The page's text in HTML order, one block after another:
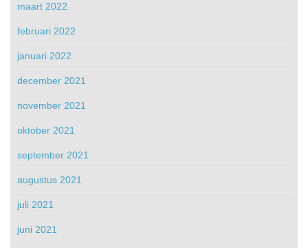
maart 2022
februari 2022
januari 2022
december 2021
november 2021
oktober 2021
september 2021
augustus 2021
juli 2021
juni 2021